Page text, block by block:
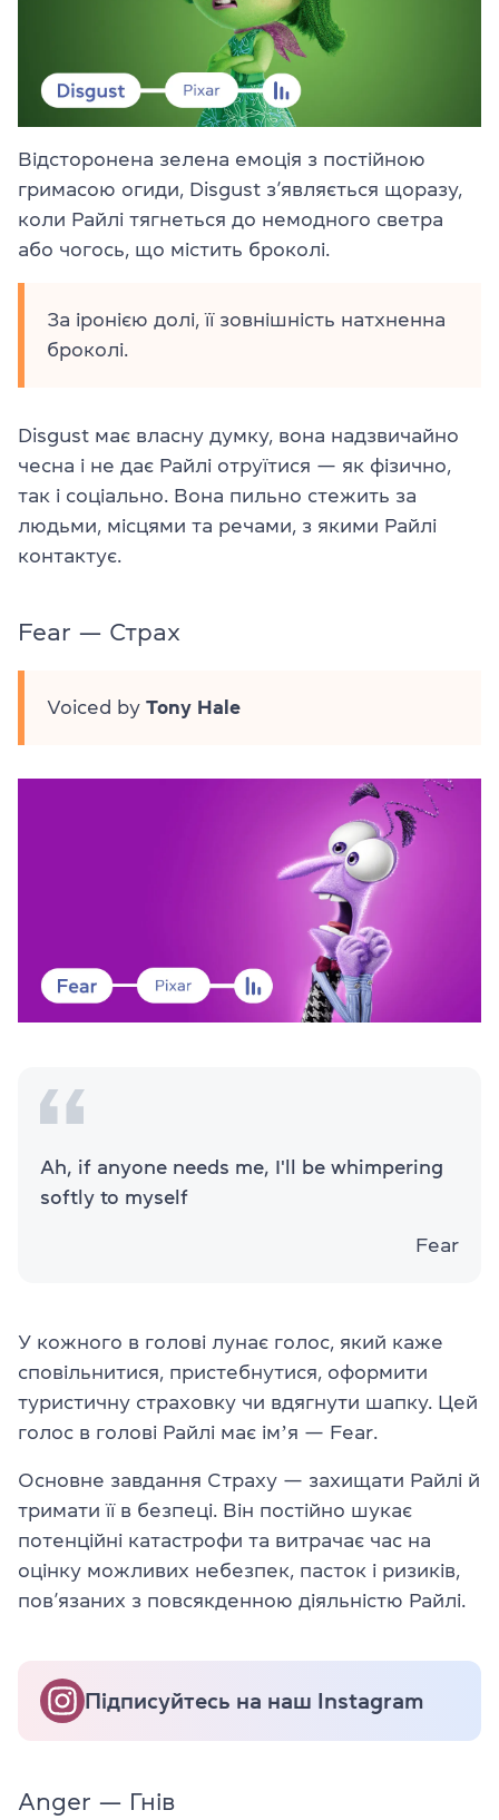
Відсторонена зелена емоція з постійною
гримасою огиди, Disgust з’являється щоразу,
коли Райлі тягнеться до немодного светра
або чогось, що містить броколі.
За іронією долі, її зовнішність натхненна
броколі.
Disgust має власну думку, вона надзвичайно
чесна і не дає Райлі отруїтися — як фізично,
так і соціально. Вона пильно стежить за
людьми, місцями та речами, з якими Райлі
контактує.
Fear — Страх
Voiced by Tony Hale
Ah, if anyone needs me, I'll be whimpering
softly to myself
Fear
У кожного в голові лунає голос, який каже
сповільнитися, пристебнутися, оформити
туристичну страховку чи вдягнути шапку. Цей
голос в голові Райлі має імʼя — Fear.
Основне завдання Страху — захищати Райлі й
тримати її в безпеці. Він постійно шукає
потенційні катастрофи та витрачає час на
оцінку можливих небезпек, пасток і ризиків,
пов’язаних з повсякденною діяльністю Райлі.
Підписуйтесь на наш Instagram
Anger — Гнів